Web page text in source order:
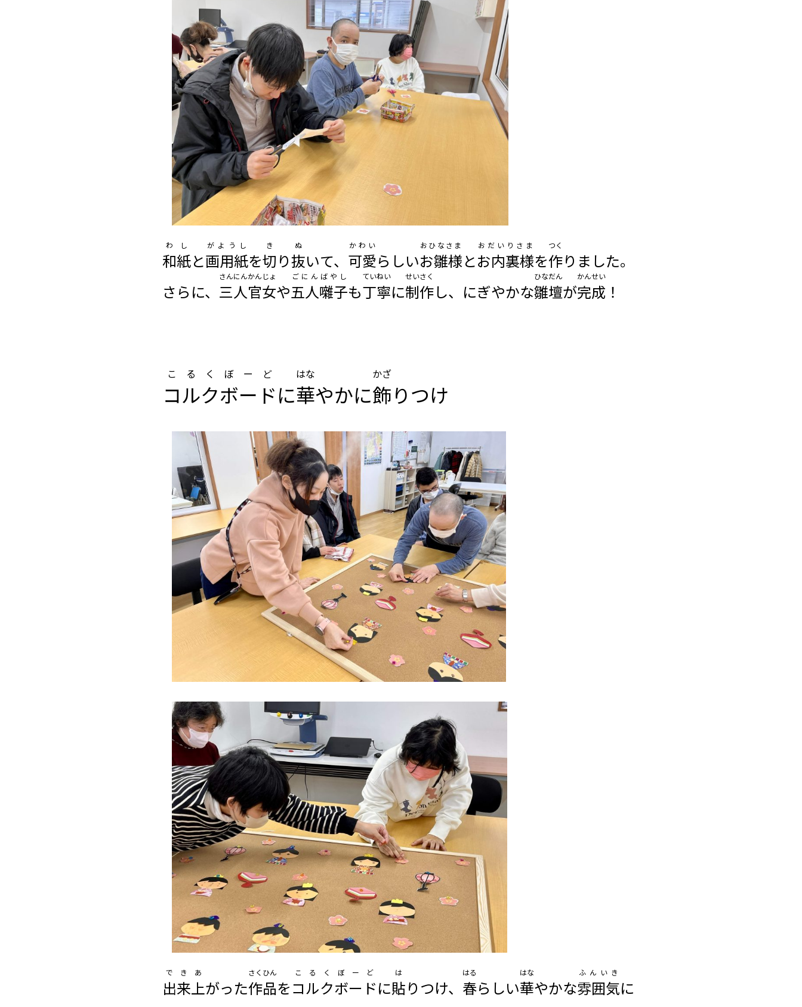
和紙
わし
と画用紙
がようし
を切
き
り抜
ぬ
いて、 可愛
かわい
らしいお雛様
おひなさま
とお内裏様
おだいりさま
を作
つく
りました。
さらに、 三人官女
さんにんかんじょ
や五人囃子
ごにんばやし
も丁寧
ていねい
に制作
せいさく
し、にぎやかな雛壇
ひなだん
が完成
かんせい
！
コルクボード
こるくぼーど
に華
はな
やかに飾
かざ
りつけ
出来上
できあ
がった作品
さくひん
をコルクボード
こるくぼーど
に貼
は
りつけ、 春
はる
らしい華
はな
やかな雰囲気
ふんいき
に